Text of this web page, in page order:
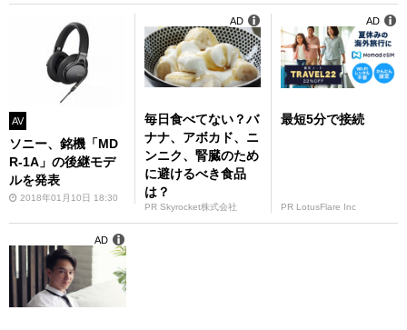
AV
ソニー、銘機「MD
R-1A」の後継モデ
ルを発表
2018年01月10日 18:30
毎日食べてない？バ
ナナ、アボカド、ニ
ンニク、腎臓のため
に避けるべき食品
は？
PR Skyrocket株式会社
AD
最短5分で接続
PR LotusFlare Inc
AD
AD